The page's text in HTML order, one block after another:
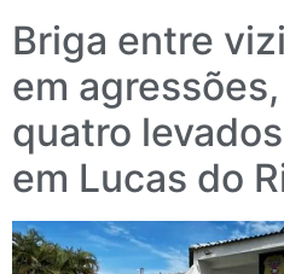
Briga entre
em
quatro
em Lucas do